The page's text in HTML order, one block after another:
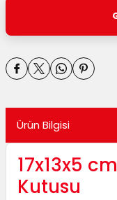
Ürün Bilgisi
17x13x5
Kutusu